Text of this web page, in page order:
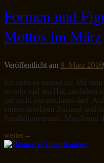
Formen und
Mottos im März
Veröffentlicht am 9. März 2016
Ich gebe es einmal zu: Mit
so sehr viel am Hut, nachdem
gar nicht frei zeichnen darf.
einem desolaten Zustand und
Paralleluniversum. Man
weiter→